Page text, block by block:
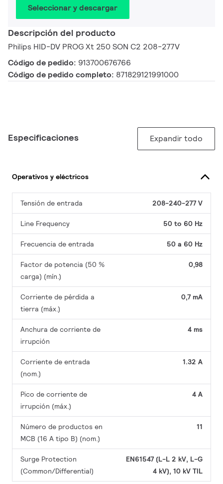
Seleccionar y descargar
Descripción del producto
Philips HID-DV PROG Xt 250 SON C2 208-277V
Código de pedido: 913700676766
Código de pedido completo: 871829121991000
Especificaciones Expandir todo
Operativos y eléctricos
Tensión de entrada 208-240-277 V
Line Frequency 50 to 60 Hz
Frecuencia de entrada 50 a 60 Hz
Factor de potencia (50 %
carga) (mín.)
0,98
Corriente de pérdida a
tierra (máx.)
0,7 mA
Anchura de corriente de
irrupción
4 ms
Corriente de entrada
(nom.)
1.32 A
Pico de corriente de
irrupción (máx.)
4 A
Número de productos en
MCB (16 A tipo B) (nom.)
11
Surge Protection
(Common/Differential)
EN61547 (L-L 2 kV, L-G
4 kV), 10 kV TIL